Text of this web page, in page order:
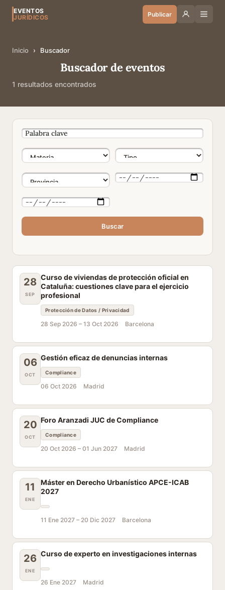
EVENTOS
JURÍDICOS
Publicar
Inicio › Buscador
Buscador de eventos
1 resultados encontrados
Buscar
28
SEP
Curso de viviendas de protección oficial en
Cataluña: cuestiones clave para el ejercicio
profesional
Protección de Datos / Privacidad
28 Sep 2026 – 13 Oct 2026 Barcelona
06
OCT
Gestión eficaz de denuncias internas
Compliance
06 Oct 2026 Madrid
20
OCT
Foro Aranzadi JUC de Compliance
Compliance
20 Oct 2026 – 01 Jun 2027 Madrid
11
ENE
Máster en Derecho Urbanístico APCE-ICAB
2027
11 Ene 2027 – 20 Dic 2027 Barcelona
26
ENE
Curso de experto en investigaciones internas
26 Ene 2027 Madrid